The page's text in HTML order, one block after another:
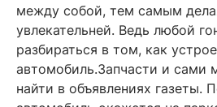
между собой, тем самым
увлекательней. Ведь любой
разбираться в том, как
автомобиль.Запчасти и
найти в объявлениях газеты.